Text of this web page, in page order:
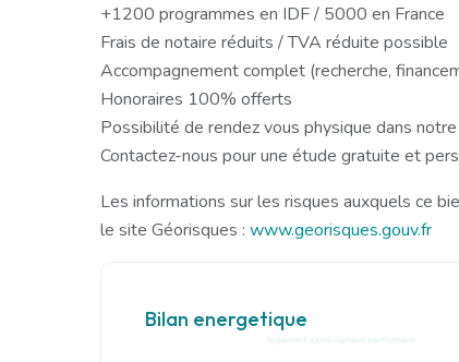
+1200 programmes en IDF / 5000 en France
Frais de notaire réduits / TVA réduite possible
Accompagnement complet (recherche,
Honoraires 100% offerts
Possibilité de rendez vous physique dans
Contactez-nous pour une étude gratuite et
Les informations sur les risques auxquels ce
le site Géorisques : www.georisques.gouv.fr
Bilan energetique